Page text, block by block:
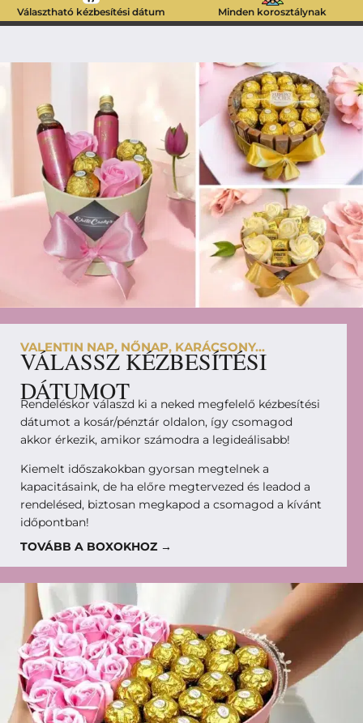
Választható kézbesítési dátum Minden korosztálynak
VALENTIN NAP, NŐNAP, KARÁCSONY...
VÁLASSZ KÉZBESÍTÉSI
DÁTUMOT
Rendeléskor válaszd ki a neked megfelelő kézbesítési
dátumot a kosár/pénztár oldalon, így csomagod
akkor érkezik, amikor számodra a legideálisabb!
Kiemelt időszakokban gyorsan megtelnek a
kapacitásaink, de ha előre megtervezed és leadod a
rendelésed, biztosan megkapod a csomagod a kívánt
időpontban!
TOVÁBB A BOXOKHOZ →